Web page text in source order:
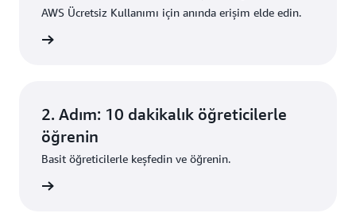
AWS Ücretsiz Kullanımı için anında erişim elde edin.
2. Adım: 10 dakikalık öğreticilerle
öğrenin
Basit öğreticilerle keşfedin ve öğrenin.